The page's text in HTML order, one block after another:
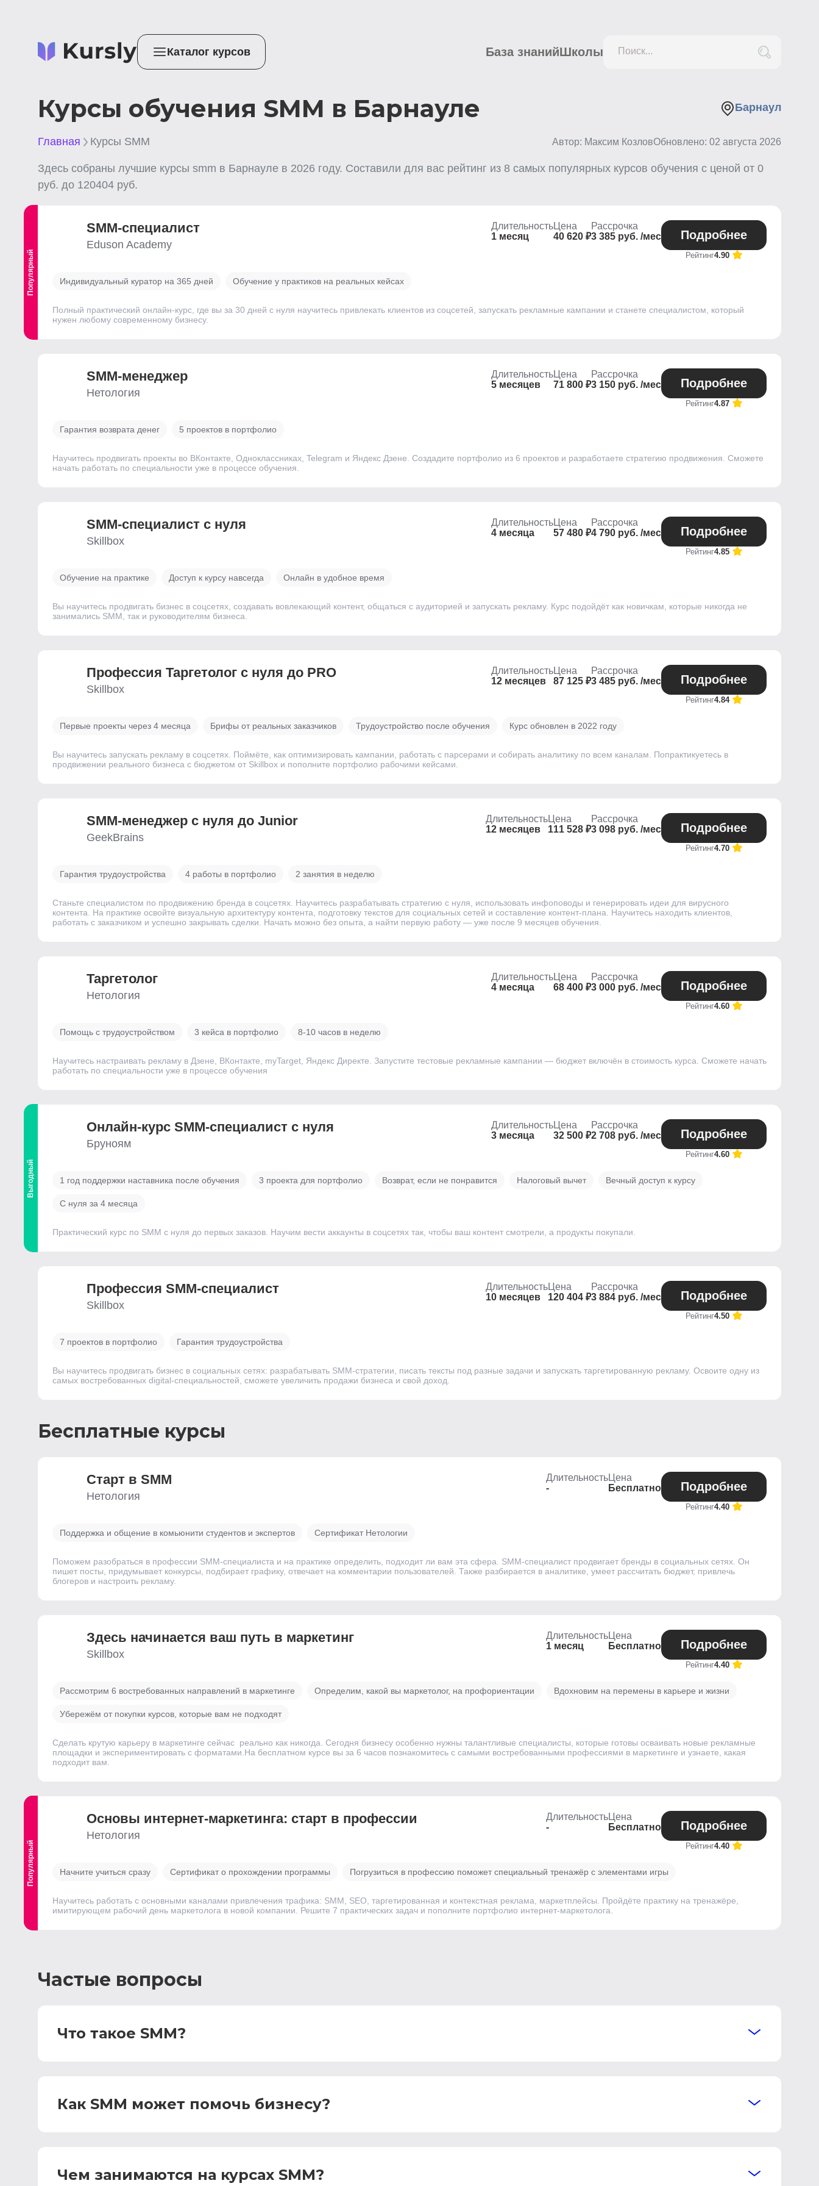
Каталог курсов База знанийШколы Поиск...
Курсы обучения SMM в Барнауле Барнаул
Главная Курсы SMM Автор: Максим КозловОбновлено: 02 августа 2026
Здесь собраны лучшие курсы smm в Барнауле в 2026 году. Составили для вас рейтинг из 8 самых популярных курсов обучения с ценой от 0
руб. до 120404 руб.
Популярный
SMM-cпециалист
Eduson Academy
Длительность
1 месяц
Цена
40 620 ₽
Рассрочка
3 385 руб. /мес
Подробнее
Рейтинг4.90
Индивидуальный куратор на 365 дней Обучение у практиков на реальных кейсах
Полный практический онлайн-курс, где вы за 30 дней с нуля научитесь привлекать клиентов из соцсетей, запускать рекламные кампании и станете специалистом, который
нужен любому современному бизнесу.
SMM-менеджер
Нетология
Длительность
5 месяцев
Цена
71 800 ₽
Рассрочка
3 150 руб. /мес
Подробнее
Рейтинг4.87
Гарантия возврата денег 5 проектов в портфолио
Научитесь продвигать проекты во ВКонтакте, Одноклассниках, Telegram и Яндекс Дзене. Создадите портфолио из 6 проектов и разработаете стратегию продвижения. Сможете
начать работать по специальности уже в процессе обучения.
SMM-специалист с нуля
Skillbox
Длительность
4 месяца
Цена
57 480 ₽
Рассрочка
4 790 руб. /мес
Подробнее
Рейтинг4.85
Обучение на практике Доступ к курсу навсегда Онлайн в удобное время
Вы научитесь продвигать бизнес в соцсетях, создавать вовлекающий контент, общаться с аудиторией и запускать рекламу. Курс подойдёт как новичкам, которые никогда не
занимались SMM, так и руководителям бизнеса.
Профессия Таргетолог с нуля до PRO
Skillbox
Длительность
12 месяцев
Цена
87 125 ₽
Рассрочка
3 485 руб. /мес
Подробнее
Рейтинг4.84
Первые проекты через 4 месяца Брифы от реальных заказчиков Трудоустройство после обучения Курс обновлен в 2022 году
Вы научитесь запускать рекламу в соцсетях. Поймёте, как оптимизировать кампании, работать с парсерами и собирать аналитику по всем каналам. Попрактикуетесь в
продвижении реального бизнеса c бюджетом от Skillbox и пополните портфолио рабочими кейсами.
SMM-менеджер с нуля до Junior
GeekBrains
Длительность
12 месяцев
Цена
111 528 ₽
Рассрочка
3 098 руб. /мес
Подробнее
Рейтинг4.70
Гарантия трудоустройства 4 работы в портфолио 2 занятия в неделю
Станьте специалистом по продвижению бренда в соцсетях. Научитесь разрабатывать стратегию с нуля, использовать инфоповоды и генерировать идеи для вирусного
контента. На практике освойте визуальную архитектуру контента, подготовку текстов для социальных сетей и составление контент-плана. Научитесь находить клиентов,
работать с заказчиком и успешно закрывать сделки. Начать можно без опыта, а найти первую работу — уже после 9 месяцев обучения.
Таргетолог
Нетология
Длительность
4 месяца
Цена
68 400 ₽
Рассрочка
3 000 руб. /мес
Подробнее
Рейтинг4.60
Помощь с трудоустройством 3 кейса в портфолио 8-10 часов в неделю
Научитесь настраивать рекламу в Дзене, ВКонтакте, myTarget, Яндекс Директе. Запустите тестовые рекламные кампании — бюджет включён в стоимость курса. Сможете начать
работать по специальности уже в процессе обучения
Выгодный
Онлайн-курс SMM-специалист с нуля
Бруноям
Длительность
3 месяца
Цена
32 500 ₽
Рассрочка
2 708 руб. /мес
Подробнее
Рейтинг4.60
1 год поддержки наставника после обучения 3 проекта для портфолио Возврат, если не понравится Налоговый вычет Вечный доступ к курсу
С нуля за 4 месяца
Практический курс по SMM с нуля до первых заказов. Научим вести аккаунты в соцсетях так, чтобы ваш контент смотрели, а продукты покупали.
Профессия SMM-специалист
Skillbox
Длительность
10 месяцев
Цена
120 404 ₽
Рассрочка
3 884 руб. /мес
Подробнее
Рейтинг4.50
7 проектов в портфолио Гарантия трудоустройства
Вы научитесь продвигать бизнес в социальных сетях: разрабатывать SMM-стратегии, писать тексты под разные задачи и запускать таргетированную рекламу. Освоите одну из
самых востребованных digital-специальностей, сможете увеличить продажи бизнеса и свой доход.
Бесплатные курсы
Старт в SMM
Нетология
Длительность
-
Цена
Бесплатно
Подробнее
Рейтинг4.40
Поддержка и общение в комьюнити студентов и экспертов Сертификат Нетологии
Поможем разобраться в профессии SMM-специалиста и на практике определить, подходит ли вам эта сфера. SMM-специалист продвигает бренды в социальных сетях. Он
пишет посты, придумывает конкурсы, подбирает графику, отвечает на комментарии пользователей. Также разбирается в аналитике, умеет рассчитать бюджет, привлечь
блогеров и настроить рекламу.
Здесь начинается ваш путь в маркетинг
Skillbox
Длительность
1 месяц
Цена
Бесплатно
Подробнее
Рейтинг4.40
Рассмотрим 6 востребованных направлений в маркетинге Определим, какой вы маркетолог, на профориентации Вдохновим на перемены в карьере и жизни
Убережём от покупки курсов, которые вам не подходят
Сделать крутую карьеру в маркетинге сейчас  реально как никогда. Сегодня бизнесу особенно нужны талантливые специалисты, которые готовы осваивать новые рекламные
площадки и экспериментировать с форматами.На бесплатном курсе вы за 6 часов познакомитесь с самыми востребованными профессиями в маркетинге и узнаете, какая
подходит вам.
Выгодный
Популярный
Основы интернет-маркетинга: старт в профессии
Нетология
Длительность
-
Цена
Бесплатно
Подробнее
Рейтинг4.40
Начните учиться сразу Сертификат о прохождении программы Погрузиться в профессию поможет специальный тренажёр с элементами игры
Научитесь работать с основными каналами привлечения трафика: SMM, SEO, таргетированная и контекстная реклама, маркетплейсы. Пройдёте практику на тренажёре,
имитирующем рабочий день маркетолога в новой компании. Решите 7 практических задач и пополните портфолио интернет-маркетолога.
Частые вопросы
Что такое SMM?
Как SMM может помочь бизнесу?
Чем занимаются на курсах SMM?